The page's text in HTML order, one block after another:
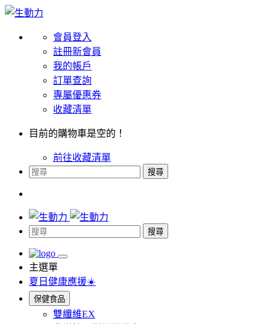
會員登入
註冊新會員
我的帳戶
訂單查詢
專屬優惠券
收藏清單
目前的購物車是空的！
前往收藏清單
搜尋
搜尋
主選單
夏日健康應援☀️
保健食品
雙纖維EX